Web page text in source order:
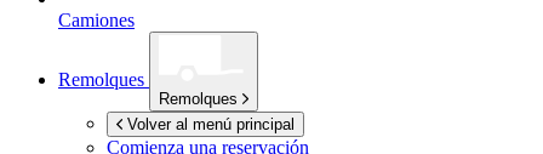
Camiones
Remolques
Remolques
Volver al menú principal
Comienza una reservación